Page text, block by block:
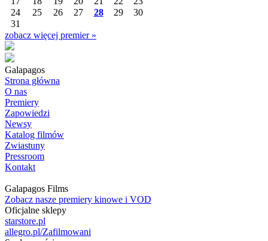
24
25 26 27 28 29
30
31
zobacz więcej premier »
Galapagos
Strona główna
O nas
Premiery
Zapowiedzi
Newsy
Katalog filmów
Zwiastuny
Pressroom
Kontakt
Galapagos Films
Zobacz nasze premiery kinowe i VOD
Oficjalne sklepy
starstore.pl
allegro.pl/Zafilmowani